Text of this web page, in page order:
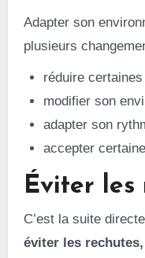
Adapter son
plusieurs
réduire
modifier son
adapter son
accepter
Éviter les
C’est la suite
éviter les